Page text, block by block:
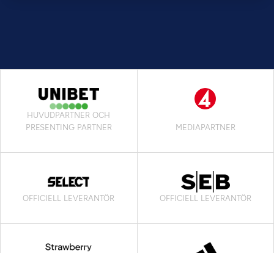
HUVUDPARTNER OCH
PRESENTING PARTNER
MEDIAPARTNER
OFFICIELL LEVERANTÖR OFFICIELL LEVERANTÖR